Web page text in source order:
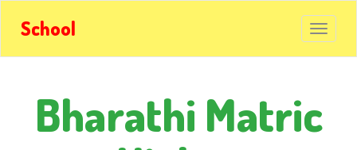
School
Bharathi Matric